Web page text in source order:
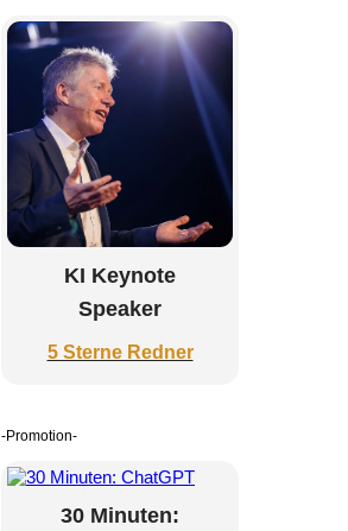
KI Keynote
Speaker
5 Sterne Redner
-Promotion-
30 Minuten: